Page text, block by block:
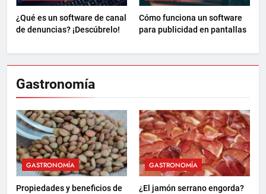
¿Qué es un software de canal
de denuncias? ¡Descúbrelo!
Cómo funciona un software
para publicidad en pantallas
Gastronomía
GASTRONOMÍA
Propiedades y beneficios de
GASTRONOMÍA
¿El jamón serrano engorda?